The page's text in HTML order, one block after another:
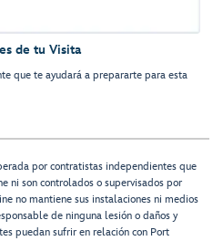
de tu Visita
que te ayudará a prepararte para esta
por contratistas independientes que
ni son controlados o supervisados por
no mantiene sus instalaciones ni medios
de ninguna lesión o daños y
puedan sufrir en relación con Port